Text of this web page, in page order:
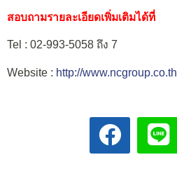
สอบถามรายละเอียดเพิ่มเติมได้ที่
Tel : 02-993-5058 ถึง 7
Website : http://www.ncgroup.co.th